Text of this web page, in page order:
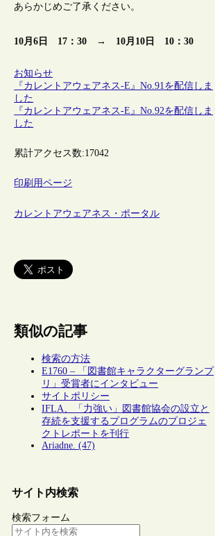
あらかじめご了承ください。
10月6日 17：30 → 10月10日 10：30
お知らせ
『カレントアウェアネス-E』No.91を配信しま
した
『カレントアウェアネス-E』No.92を配信しま
した
累計アクセス数:17042
印刷用ページ
カレントアウェアネス・ポータル
類似の記事
検索の方法
E1760 – 「図書館キャラクターグランプ
リ」受賞者にインタビュー
サイトポリシー
IFLA、「力強い」図書館協会の設立と
存続を支援するプログラムのプロジェ
クトレポートを刊行
Ariadne. (47)
サイト内検索
検索フォーム